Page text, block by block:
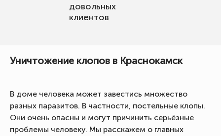
довольных
клиентов
Уничтожение клопов в Краснокамск
В доме человека может завестись множество
разных паразитов. В частности, постельные клопы.
Они очень опасны и могут причинить серьёзные
проблемы человеку. Мы расскажем о главных